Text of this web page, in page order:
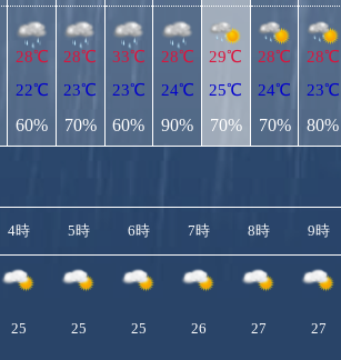
28℃
22℃
60%
28℃
23℃
70%
33℃
23℃
60%
28℃
24℃
90%
29℃
25℃
70%
28℃
24℃
70%
28℃
23℃
80%
4時 5時 6時 7時 8時 9時
25 25 25 26 27 27